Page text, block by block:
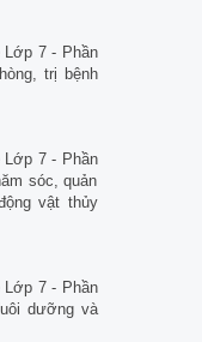
Lớp 7 - Phần
trị bệnh
Lớp 7 - Phần
sóc, quản
vật thủy
Lớp 7 - Phần
dưỡng và